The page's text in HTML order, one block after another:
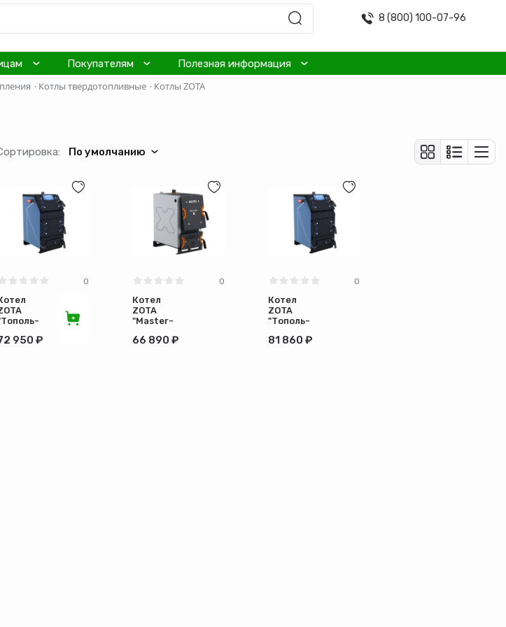
8 (800) 100-07-96
Покупателям Полезная информация
· Котлы твердотопливные · Котлы ZOTA
По умолчанию
0
950 ₽
0
Котел
ZOTA
"Master-
66 890 ₽
0
Котел
ZOTA
"Тополь-
81 860 ₽